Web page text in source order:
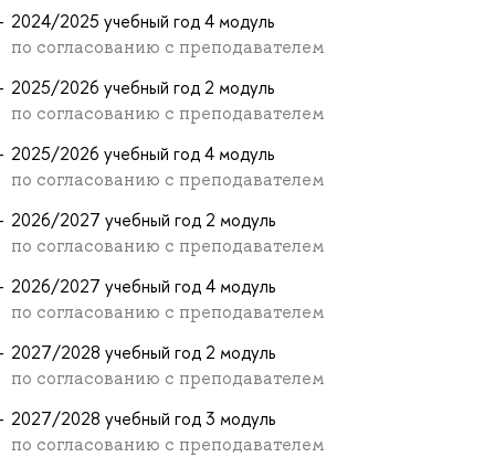
2024/2025 учебный год 4 модуль
по согласованию с преподавателем
2025/2026 учебный год 2 модуль
по согласованию с преподавателем
2025/2026 учебный год 4 модуль
по согласованию с преподавателем
2026/2027 учебный год 2 модуль
по согласованию с преподавателем
2026/2027 учебный год 4 модуль
по согласованию с преподавателем
2027/2028 учебный год 2 модуль
по согласованию с преподавателем
2027/2028 учебный год 3 модуль
по согласованию с преподавателем